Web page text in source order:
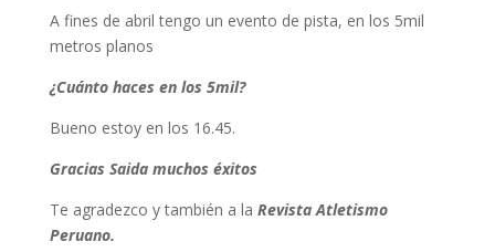
A fines de abril tengo un evento de pista, en los 5mil
metros planos
¿Cuánto haces en los 5mil?
Bueno estoy en los 16.45.
Gracias Saida muchos éxitos
Te agradezco y también a la Revista Atletismo
Peruano.